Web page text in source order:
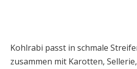
Kohlrabi passt in schmale
zusammen mit Karotten,